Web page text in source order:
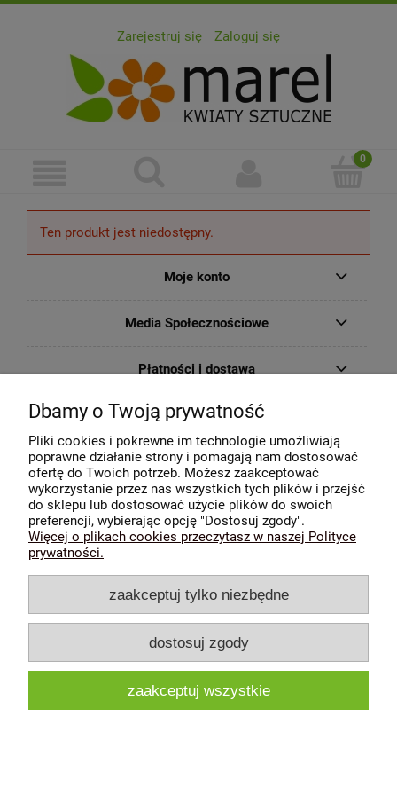
Zarejestruj się Zaloguj się
Ten produkt jest niedostępny.
Moje konto
Media Społecznościowe
Płatności i dostawa
Informacje
O nas
pokaż pełną wersję strony
Sklep internetowy Shoper.pl
Dbamy o Twoją prywatność
Pliki cookies i pokrewne im technologie umożliwiają
poprawne działanie strony i pomagają nam dostosować
ofertę do Twoich potrzeb. Możesz zaakceptować
wykorzystanie przez nas wszystkich tych plików i przejść
do sklepu lub dostosować użycie plików do swoich
preferencji, wybierając opcję "Dostosuj zgody".
Więcej o plikach cookies przeczytasz w naszej Polityce
prywatności.
zaakceptuj tylko niezbędne
dostosuj zgody
zaakceptuj wszystkie